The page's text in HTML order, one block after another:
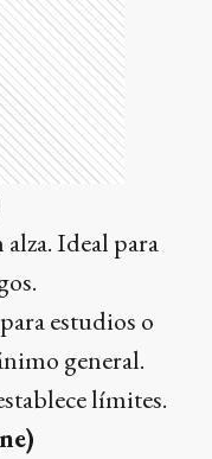
Ideal para
estudios o
general.
límites.